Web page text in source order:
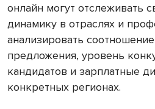
онлайн могут отслеживать
динамику в отраслях и
анализировать
предложения, уровень
кандидатов и зарплатные
конкретных регионах.